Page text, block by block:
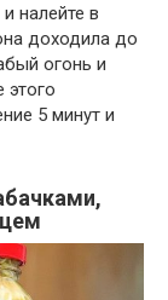
налейте в
доходила до
огонь и
этого
5 минут и